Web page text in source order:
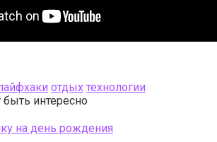
отдых технологии
интересно